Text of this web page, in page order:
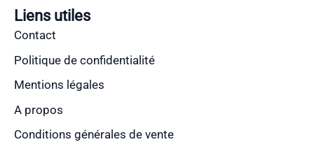
Liens utiles
Contact
Politique de confidentialité
Mentions légales
A propos
Conditions générales de vente